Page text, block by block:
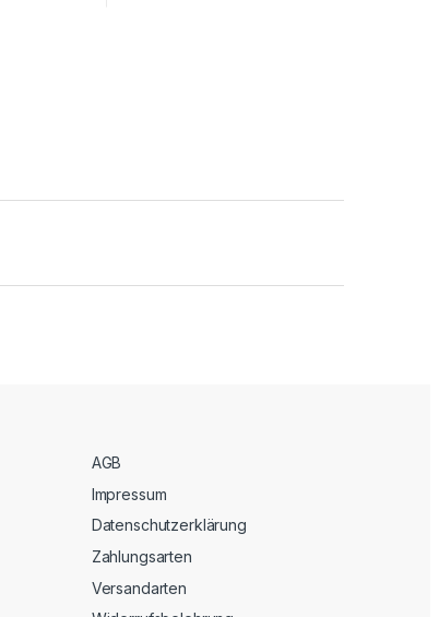
AGB
Impressum
Datenschutzerklärung
Zahlungsarten
Versandarten